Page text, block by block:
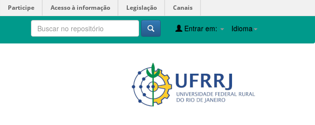
Participe Acesso à informação Legislação Canais
Idioma
Entrar em: